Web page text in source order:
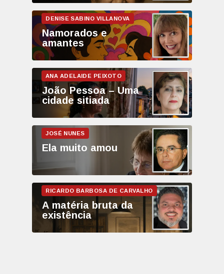
Namorados e
amantes
João Pessoa – Uma
cidade sitiada
Ela muito amou
A matéria bruta da
existência